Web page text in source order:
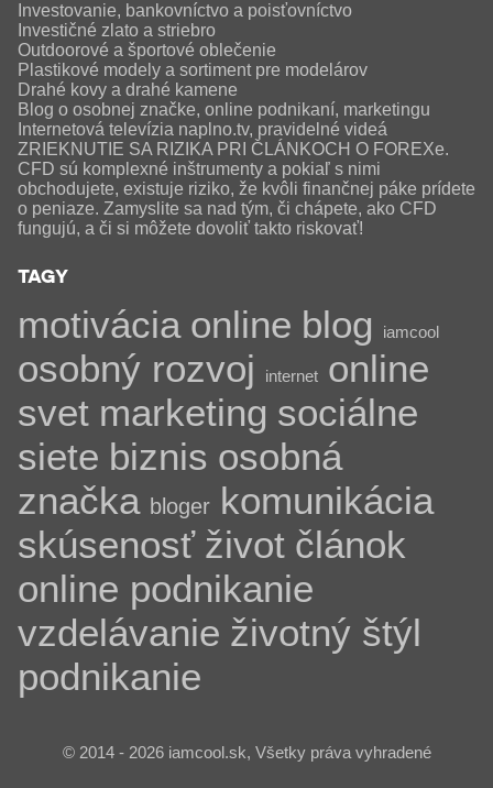
Investovanie, bankovníctvo a poisťovníctvo
Investičné zlato a striebro
Outdoorové a športové oblečenie
Plastikové modely a sortiment pre modelárov
Drahé kovy a drahé kamene
Blog o osobnej značke, online podnikaní, marketingu
Internetová televízia naplno.tv, pravidelné videá
ZRIEKNUTIE SA RIZIKA PRI ČLÁNKOCH O FOREXe.
CFD sú komplexné inštrumenty a pokiaľ s nimi
obchodujete, existuje riziko, že kvôli finančnej páke prídete
o peniaze. Zamyslite sa nad tým, či chápete, ako CFD
fungujú, a či si môžete dovoliť takto riskovať!
TAGY
motivácia online blog iamcool
osobný rozvoj internet
online
svet marketing sociálne
siete biznis osobná
značka bloger komunikácia
skúsenosť život článok
online podnikanie
vzdelávanie životný štýl
podnikanie
© 2014 - 2026 iamcool.sk, Všetky práva vyhradené